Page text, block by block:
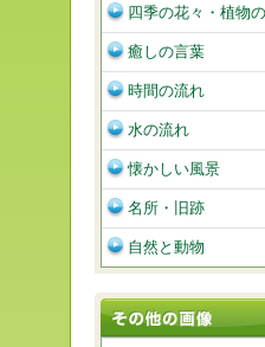
四季の花々・植物
癒しの言葉
時間の流れ
水の流れ
懐かしい風景
名所・旧跡
自然と動物